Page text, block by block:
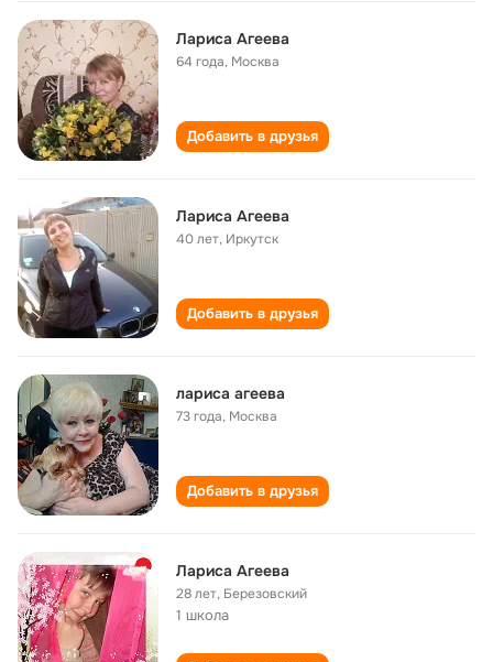
Лариса Агеева
64 года, Москва
Добавить в друзья
Лариса Агеева
40 лет, Иркутск
Добавить в друзья
лариса агеева
73 года, Москва
Добавить в друзья
Лариса Агеева
28 лет, Березовский
1 школа